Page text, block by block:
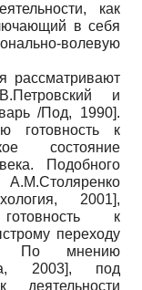
как
в себя
волевую
рассматривают
и
/Под, 1990].
готовность к
состояние
Подобного
2001],
к
переходу
По мнению
2003], под
деятельности